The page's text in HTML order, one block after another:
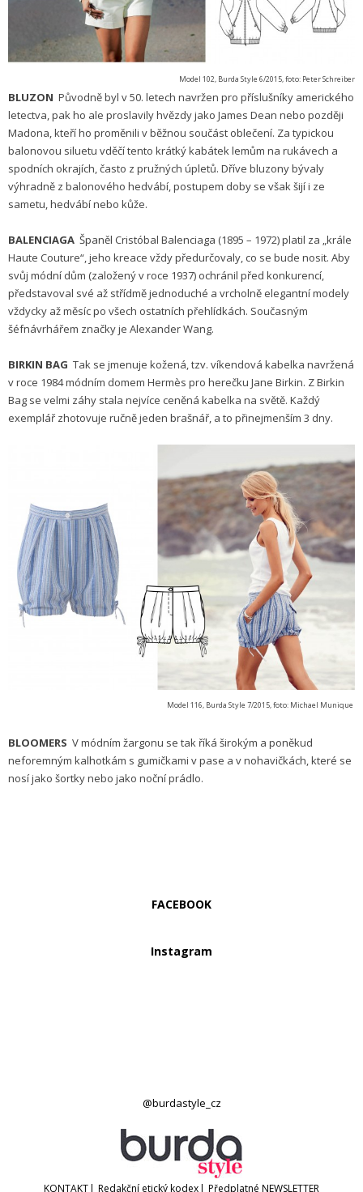
Model 102, Burda Style 6/2015, foto: Peter Schreiber
BLUZON Původně byl v 50. letech navržen pro příslušníky amerického
letectva, pak ho ale proslavily hvězdy jako James Dean nebo později
Madona, kteří ho proměnili v běžnou součást oblečení. Za typickou
balonovou siluetu vděčí tento krátký kabátek lemům na rukávech a
spodních okrajích, často z pružných úpletů. Dříve bluzony bývaly
výhradně z balonového hedvábí, postupem doby se však šijí i ze
sametu, hedvábí nebo kůže.
BALENCIAGA Španěl Cristóbal Balenciaga (1895 – 1972) platil za „krále
Haute Couture“, jeho kreace vždy předurčovaly, co se bude nosit. Aby
svůj módní dům (založený v roce 1937) ochránil před konkurencí,
představoval své až střídmě jednoduché a vrcholně elegantní modely
vždycky až měsíc po všech ostatních přehlídkách. Současným
šéfnávrhářem značky je Alexander Wang.
BIRKIN BAG Tak se jmenuje kožená, tzv. víkendová kabelka navržená
v roce 1984 módním domem Hermès pro herečku Jane Birkin. Z Birkin
Bag se velmi záhy stala nejvíce ceněná kabelka na světě. Každý
exemplář zhotovuje ručně jeden brašnář, a to přinejmenším 3 dny.
Model 116, Burda Style 7/2015, foto: Michael Munique
BLOOMERS V módním žargonu se tak říká širokým a poněkud
neforemným kalhotkám s gumičkami v pase a v nohavičkách, které se
nosí jako šortky nebo jako noční prádlo.
FACEBOOK
Instagram
@burdastyle_cz
KONTAKT| Redakční etický kodex| Předplatné NEWSLETTER